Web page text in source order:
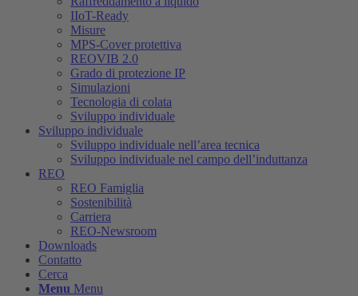
IIoT-Ready
Misure
MPS-Cover protettiva
REOVIB 2.0
Grado di protezione IP
Simulazioni
Tecnologia di colata
Sviluppo individuale
Sviluppo individuale
Sviluppo individuale nell’area tecnica
Sviluppo individuale nel campo dell’induttanza
REO
REO Famiglia
Sostenibilità
Carriera
REO-Newsroom
Downloads
Contatto
Cerca
Menu Menu